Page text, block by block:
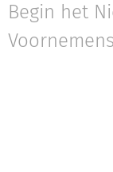
Begin het
Voornemens